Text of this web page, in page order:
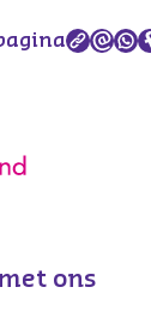
ons